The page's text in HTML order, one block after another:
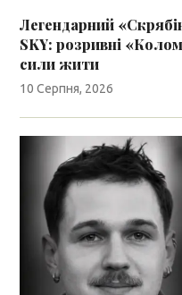
Легендарний
SKY: розривні
сили жити
10 Серпня, 2026